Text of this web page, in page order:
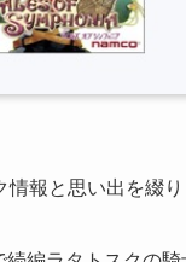
報と思い出を綴り